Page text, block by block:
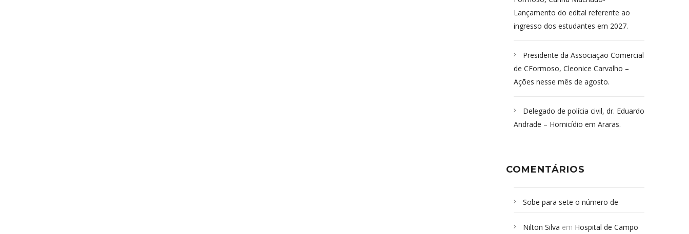
Lançamento do edital referente ao
ingresso dos estudantes em 2027.
Presidente da Associação Comercial
de CFormoso, Cleonice Carvalho –
Ações nesse mês de agosto.
Delegado de polícia civil, dr. Eduardo
Andrade – Homicídio em Araras.
COMENTÁRIOS
Sobe para sete o número de
desabamento em São Paulo - Revista
Nilton Silva em Hospital de Campo